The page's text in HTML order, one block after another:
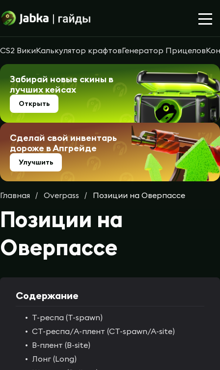
CS2 ВикиКалькулятор крафтовГенератор Прицелов
Забирай новые скины в
лучших кейсах
Открыть
Сделай свой инвентарь
дороже в Апгрейде
Улучшить
Главная Overpass Позиции на Оверпассе
Позиции на
Оверпассе
Содержание
T-респа (T-spawn)
CT-респа/A-плент (CT-spawn/A-site)
B-плент (B-site)
Лонг (Long)